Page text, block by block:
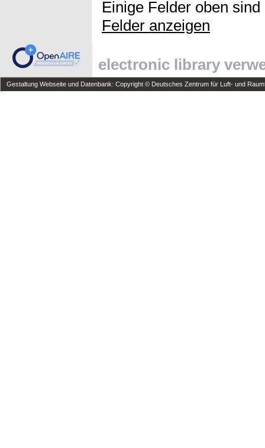
Einige Felder oben
Felder anzeigen
electronic library
Gestaltung Webseite und Datenbank: Copyright © Deutsches Zentrum für Luft- und